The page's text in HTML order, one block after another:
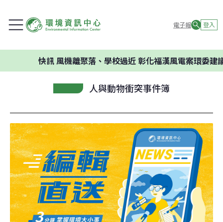
電子報 登入
風機離聚落、學校過近 彰化福漢風電案環委建議不應開發
人與動物衝突事件簿